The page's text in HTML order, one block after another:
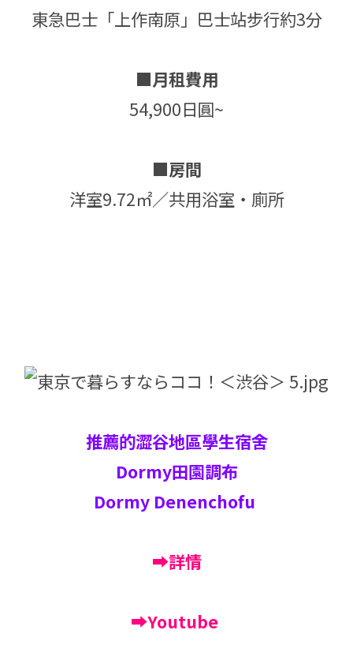
東急巴士「上作南原」巴士站步行約3分
■月租費用
54,900日圓~
■房間
洋室9.72㎡／共用浴室・廁所
推薦的澀谷地區學生宿舍
Dormy田園調布
Dormy Denenchofu
➡詳情
➡Youtube